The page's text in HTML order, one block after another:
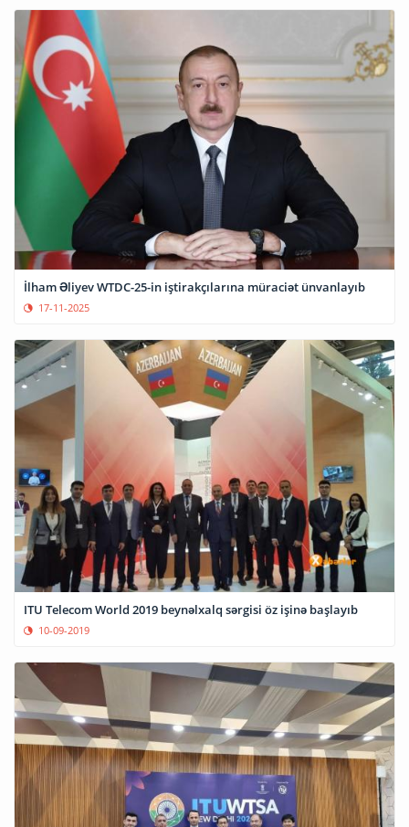
İlham Əliyev WTDC-25-in iştirakçılarına müraciət ünvanlayıb
17-11-2025
ITU Telecom World 2019 beynəlxalq sərgisi öz işinə başlayıb
10-09-2019